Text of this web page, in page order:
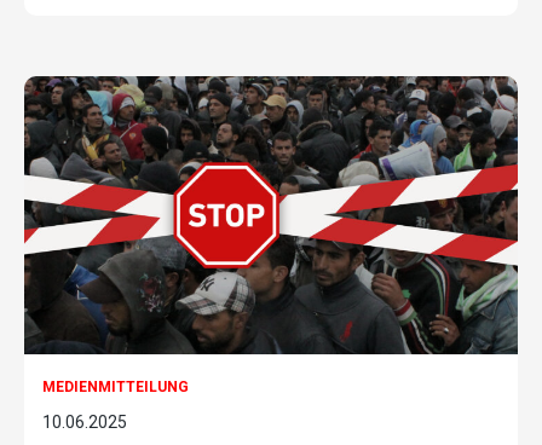
MEDIENMITTEILUNG
10.06.2025